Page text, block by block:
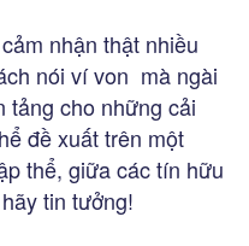
nhận thật nhiều
nói ví von mà ngài
tảng cho những cải
đề xuất trên một
thể, giữa các tín hữu
tin tưởng!